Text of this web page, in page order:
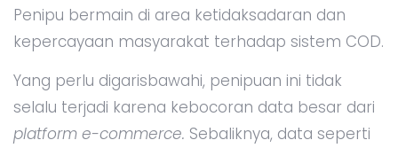
Penipu bermain di area ketidaksadaran dan
kepercayaan masyarakat terhadap sistem COD.
Yang perlu digarisbawahi, penipuan ini tidak
selalu terjadi karena kebocoran data besar dari
platform e-commerce. Sebaliknya, data seperti